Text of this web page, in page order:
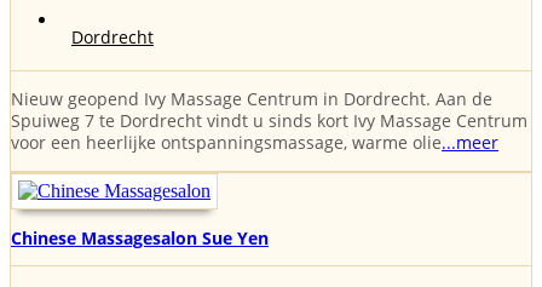
Dordrecht
Nieuw geopend Ivy Massage Centrum in Dordrecht. Aan de
Spuiweg 7 te Dordrecht vindt u sinds kort Ivy Massage Centrum
voor een heerlijke ontspanningsmassage, warme olie...meer
Chinese Massagesalon Sue Yen